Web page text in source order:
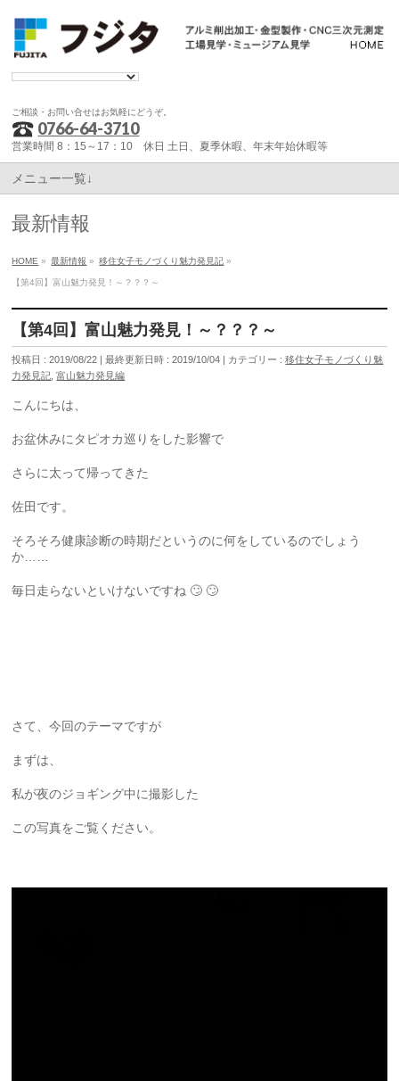
ご相談・お問い合せはお気軽にどうぞ。
0766-64-3710
営業時間 8：15～17：10 休日 土日、夏季休暇、年末年始休暇等
メニュー一覧↓
最新情報
HOME » 最新情報 » 移住女子モノづくり魅力発見記 »
【第4回】富山魅力発見！～？？？～
【第4回】富山魅力発見！～？？？～
投稿日 : 2019/08/22 最終更新日時 : 2019/10/04 カテゴリー :移住女子モノづくり魅
力発見記 ,富山魅力発見編
こんにちは、
お盆休みにタピオカ巡りをした影響で
さらに太って帰ってきた
佐田です。
そろそろ健康診断の時期だというのに何をしているのでしょう
か……
毎日走らないといけないですね 🙄 🙄
さて、今回のテーマですが
まずは、
私が夜のジョギング中に撮影した
この写真をご覧ください。